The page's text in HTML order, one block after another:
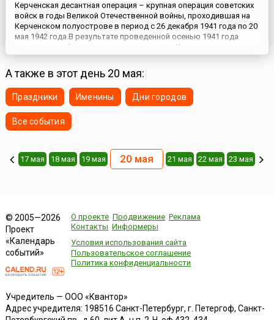
Керченская десантная операция – крупная операция советских
войск в годы Великой Отечественной войны, проходившая на
Керченском полуострове в период с 26 декабря 1941 года по 20
мая 1942 года.В результате проведенной осенью 1941 года
немецкими войсками операции по захвату Крымского
полуострова, уже к 16 ноября он весь, за исключением
Севастополя, был оккупирован захватчиками. Фашистские
войска ...
А также в этот день 20 мая:
Праздники Именины Дни городов
Все события
17 мая 18 мая 19 мая 20 мая 21 мая 22 мая 23 мая
© 2005—2026
Проект
«Календарь
событий»
О проекте Продвижение Реклама
Контакты Информеры
Условия использования сайта
Пользовательское соглашение
Политика конфиденциальности
Учредитель — ООО «Квантор»
Адрес учредителя: 198516 Санкт-Петербург, г. Петергоф, Санкт-